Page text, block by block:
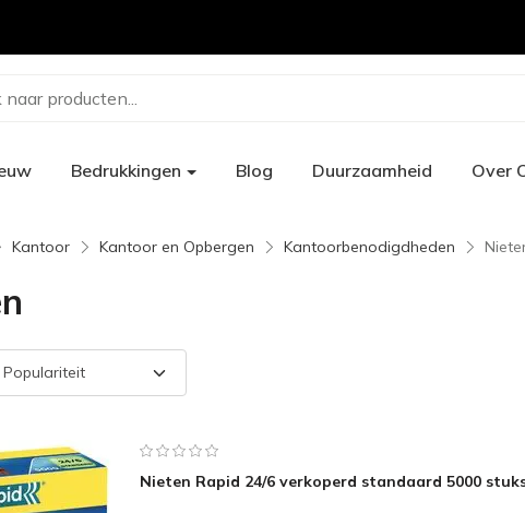
naar producten...
Bedrukkingen Blog Duurzaamheid Over
Kantoor Kantoor en Opbergen Kantoorbenodigdheden
Nieten Rapid 24/6 verkoperd standaard 5000